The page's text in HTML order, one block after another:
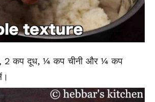
2 कप दूध, ¼ कप चीनी और ¼ कप